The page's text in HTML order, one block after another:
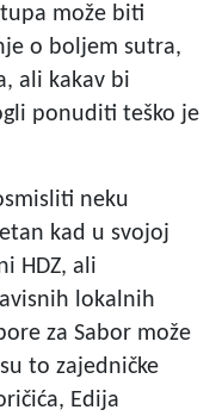
može biti
o boljem sutra,
ali kakav bi
ponuditi teško je
neku
kad u svojoj
HDZ, ali
lokalnih
za Sabor može
to zajedničke
Edija